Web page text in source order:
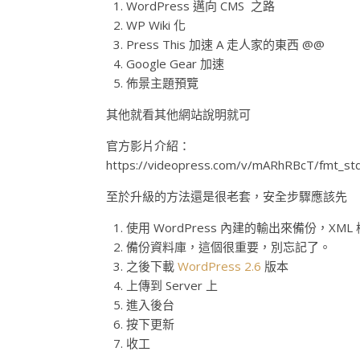
WordPress 邁向 CMS 之路
WP Wiki 化
Press This 加速 A 走人家的東西 @@
Google Gear 加速
佈景主題預覽
其他就看其他網站說明就可
官方影片介紹：
https://videopress.com/v/mARhRBcT/
至於升級的方法還是很老套，安全步驟應該先
使用 WordPress 內建的輸出來備份，XML
備份資料庫，這個很重要，別忘記了。
之後下載 WordPress 2.6 版本
上傳到 Server 上
進入後台
按下更新
收工